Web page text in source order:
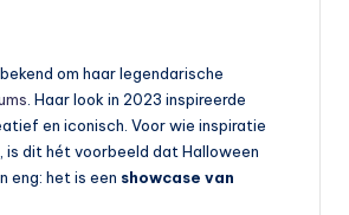
om haar legendarische
. Haar look in 2023 inspireerde
en iconisch. Voor wie inspiratie
is dit hét voorbeeld dat Halloween
eng: het is een showcase van